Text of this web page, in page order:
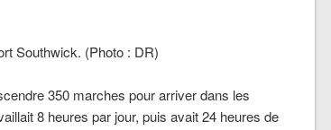
Southwick. (Photo : DR)
350 marches pour arriver dans les
8 heures par jour, puis avait 24 heures de